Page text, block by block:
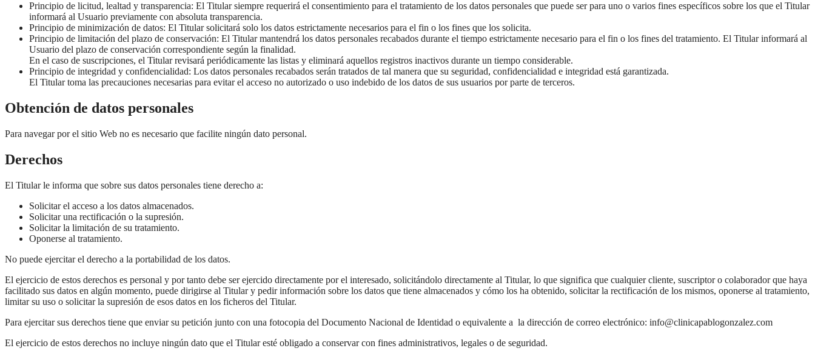
Principio de licitud, lealtad y transparencia: El Titular siempre requerirá el consentimiento para el tratamiento de los datos personales que puede ser para uno o varios fines específicos sobre los que el Titular
informará al Usuario previamente con absoluta transparencia.
Principio de minimización de datos: El Titular solicitará solo los datos estrictamente necesarios para el fin o los fines que los solicita.
Principio de limitación del plazo de conservación: El Titular mantendrá los datos personales recabados durante el tiempo estrictamente necesario para el fin o los fines del tratamiento. El Titular informará al
Usuario del plazo de conservación correspondiente según la finalidad.
En el caso de suscripciones, el Titular revisará periódicamente las listas y eliminará aquellos registros inactivos durante un tiempo considerable.
Principio de integridad y confidencialidad: Los datos personales recabados serán tratados de tal manera que su seguridad, confidencialidad e integridad está garantizada.
El Titular toma las precauciones necesarias para evitar el acceso no autorizado o uso indebido de los datos de sus usuarios por parte de terceros.
Obtención de datos personales
Para navegar por el sitio Web no es necesario que facilite ningún dato personal.
Derechos
El Titular le informa que sobre sus datos personales tiene derecho a:
Solicitar el acceso a los datos almacenados.
Solicitar una rectificación o la supresión.
Solicitar la limitación de su tratamiento.
Oponerse al tratamiento.
No puede ejercitar el derecho a la portabilidad de los datos.
El ejercicio de estos derechos es personal y por tanto debe ser ejercido directamente por el interesado, solicitándolo directamente al Titular, lo que significa que cualquier cliente, suscriptor o colaborador que haya
facilitado sus datos en algún momento, puede dirigirse al Titular y pedir información sobre los datos que tiene almacenados y cómo los ha obtenido, solicitar la rectificación de los mismos, oponerse al tratamiento,
limitar su uso o solicitar la supresión de esos datos en los ficheros del Titular.
Para ejercitar sus derechos tiene que enviar su petición junto con una fotocopia del Documento Nacional de Identidad o equivalente a la dirección de correo electrónico: info@clinicapablogonzalez.com
El ejercicio de estos derechos no incluye ningún dato que el Titular esté obligado a conservar con fines administrativos, legales o de seguridad.